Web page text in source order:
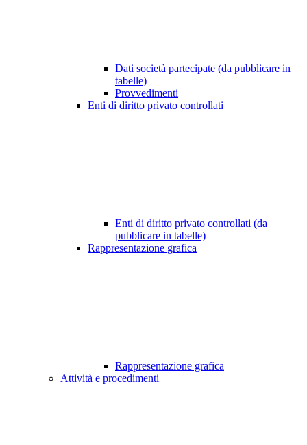
Dati società partecipate (da pubblicare in
tabelle)
Provvedimenti
Enti di diritto privato controllati
Enti di diritto privato controllati (da
pubblicare in tabelle)
Rappresentazione grafica
Rappresentazione grafica
Attività e procedimenti